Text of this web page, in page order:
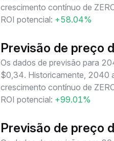
crescimento contínuo de
ROI potencial: +58.04%
Previsão de preço
Os dados de previsão para
$0,34. Historicamente, 2040
crescimento contínuo de
ROI potencial: +99.01%
Previsão de preço